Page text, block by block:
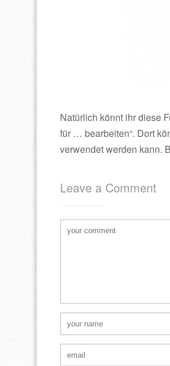
Natürlich könnt ihr diese
für … bearbeiten“. Dort
verwendet werden kann.
Leave a Comment